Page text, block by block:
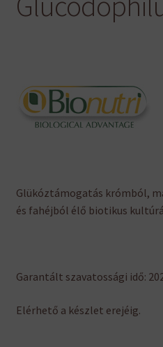
Glükóztámogatás krómból,
és fahéjból élő biotikus
Garantált szavatossági idő:
Elérhető a készlet erejéig.